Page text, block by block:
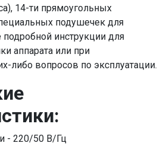
14-ти прямоугольных
подушечек для
подробной инструкции для
аппарата или при
либо вопросов по эксплуатации.
- 220/50 В/Гц